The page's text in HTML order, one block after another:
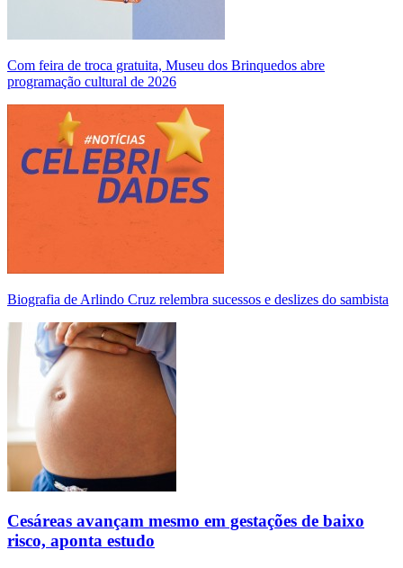
Com feira de troca gratuita, Museu dos Brinquedos abre
programação cultural de 2026
Biografia de Arlindo Cruz relembra sucessos e deslizes do sambista
Cesáreas avançam mesmo em gestações de baixo
risco, aponta estudo